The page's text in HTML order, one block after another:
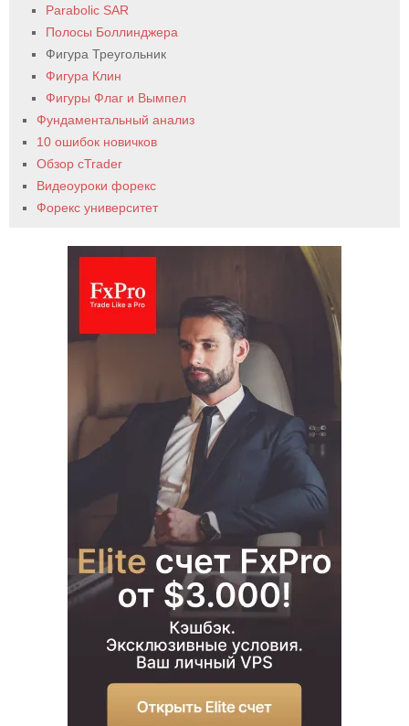
Parabolic SAR
Полосы Боллинджера
Фигура Треугольник
Фигура Клин
Фигуры Флаг и Вымпел
Фундаментальный анализ
10 ошибок новичков
Обзор cTrader
Видеоуроки форекс
Форекс университет